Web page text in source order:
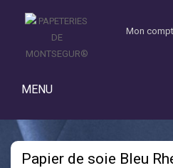
Mon
MENU
Papier de soie Bleu